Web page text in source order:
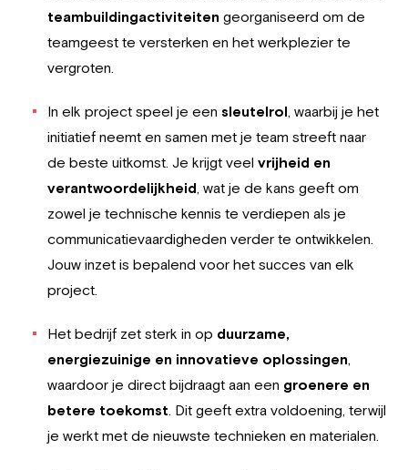
teambuildingactiviteiten georganiseerd om de
teamgeest te versterken en het werkplezier te
vergroten.
In elk project speel je een sleutelrol, waarbij je het
initiatief neemt en samen met je team streeft naar
de beste uitkomst. Je krijgt veel vrijheid en
verantwoordelijkheid, wat je de kans geeft om
zowel je technische kennis te verdiepen als je
communicatievaardigheden verder te ontwikkelen.
Jouw inzet is bepalend voor het succes van elk
project.
Het bedrijf zet sterk in op duurzame,
energiezuinige en innovatieve oplossingen,
waardoor je direct bijdraagt aan een groenere en
betere toekomst. Dit geeft extra voldoening, terwijl
je werkt met de nieuwste technieken en materialen.